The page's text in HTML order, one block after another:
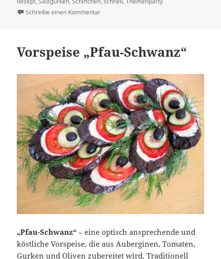
Schreibe einen Kommentarzu Hackfleisch-Kartoffeln-Champignons-
Vorspeise „Pfau-Schwanz“
„Pfau-Schwanz“ – eine optisch ansprechende und
köstliche Vorspeise, die aus Auberginen, Tomaten,
Gurken und Oliven zubereitet wird. Traditionell